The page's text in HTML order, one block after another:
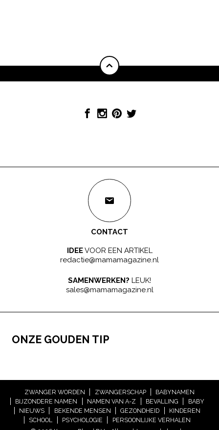
CONTACT
IDEEVOOR EEN ARTIKEL
redactie@mamamagazine.nl
SAMENWERKEN? LEUK!
sales@mamamagazine.nl
ONZE GOUDEN TIP
ZWANGER WORDEN ZWANGERSCHAP
BABYNAMEN
BIJZONDERE NAMEN
NAMEN VAN A-Z BEVALLING
BABY
NIEUWS
BEKENDE MENSEN GEZONDHEID
KINDEREN
SCHOOL
PSYCHOLOGIE
PERSOONLIJKE VERHALEN